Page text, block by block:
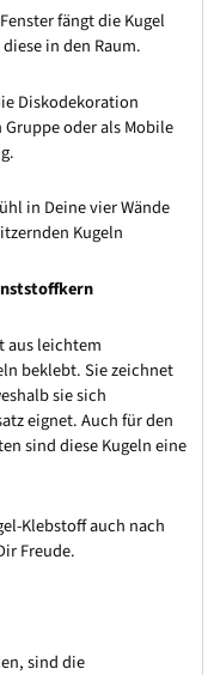
fängt die Kugel
in den Raum.
Diskodekoration
oder als Mobile
in Deine vier Wände
Kugeln
aus leichtem
beklebt. Sie zeichnet
sie sich
eignet. Auch für den
sind diese Kugeln eine
Klebstoff auch nach
Freude.
sind die